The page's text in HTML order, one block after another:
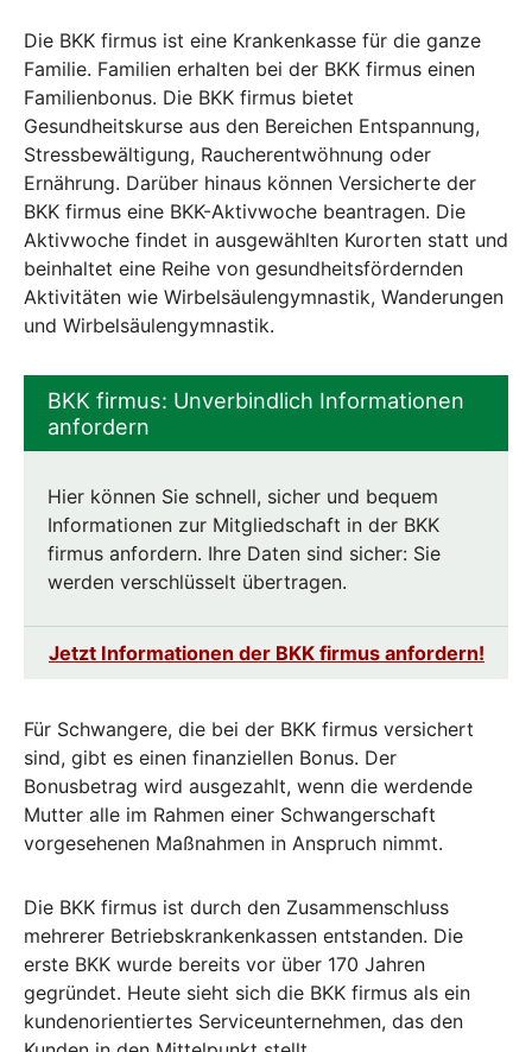
Die BKK firmus ist eine Krankenkasse für die ganze
Familie. Familien erhalten bei der BKK firmus einen
Familienbonus. Die BKK firmus bietet
Gesundheitskurse aus den Bereichen Entspannung,
Stressbewältigung, Raucherentwöhnung oder
Ernährung. Darüber hinaus können Versicherte der
BKK firmus eine BKK-Aktivwoche beantragen. Die
Aktivwoche findet in ausgewählten Kurorten statt und
beinhaltet eine Reihe von gesundheitsfördernden
Aktivitäten wie Wirbelsäulengymnastik, Wanderungen
und Wirbelsäulengymnastik.
BKK firmus: Unverbindlich Informationen
anfordern
Hier können Sie schnell, sicher und bequem
Informationen zur Mitgliedschaft in der BKK
firmus anfordern. Ihre Daten sind sicher: Sie
werden verschlüsselt übertragen.
Jetzt Informationen der BKK firmus anfordern!
Für Schwangere, die bei der BKK firmus versichert
sind, gibt es einen finanziellen Bonus. Der
Bonusbetrag wird ausgezahlt, wenn die werdende
Mutter alle im Rahmen einer Schwangerschaft
vorgesehenen Maßnahmen in Anspruch nimmt.
Die BKK firmus ist durch den Zusammenschluss
mehrerer Betriebskrankenkassen entstanden. Die
erste BKK wurde bereits vor über 170 Jahren
gegründet. Heute sieht sich die BKK firmus als ein
kundenorientiertes Serviceunternehmen, das den